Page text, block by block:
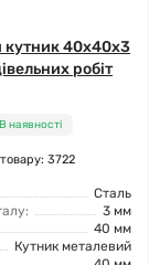
кутник 40x40x3
робіт
В наявності
3722
Сталь
3 мм
40 мм
Кутник металевий